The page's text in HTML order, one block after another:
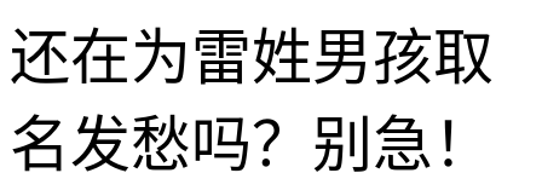
还在为雷姓男孩取
名发愁吗？别急！